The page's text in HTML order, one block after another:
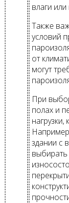
влаги или
Также
условий
от
могут
При
полах и
здании с